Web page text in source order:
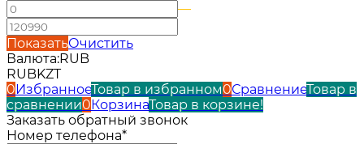
—
ПоказатьОчистить
Валюта:RUB
RUBKZT
0ИзбранноеТовар в избранном0СравнениеТовар в
сравнении0КорзинаТовар в корзине!
Заказать обратный звонок
Номер телефона*